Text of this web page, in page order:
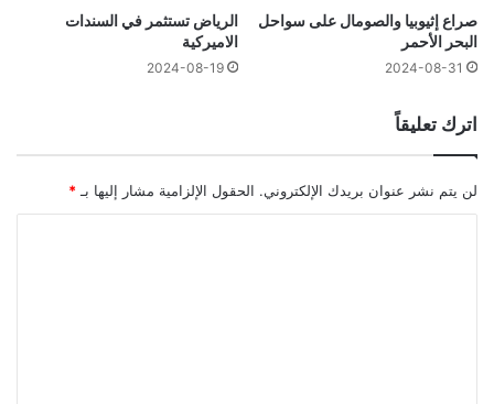
صراع إثيوبيا والصومال على سواحل
البحر الأحمر
2024-08-31
الرياض تستثمر في السندات
الاميركية
2024-08-19
اترك تعليقاً
لن يتم نشر عنوان بريدك الإلكتروني. الحقول الإلزامية مشار إليها بـ *